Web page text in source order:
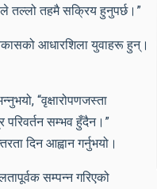
तल्लो तहमै सक्रिय हुनुपर्छ।”
आधारशिला युवाहरू हुन्।
“वृक्षारोपणजस्ता
परिवर्तन सम्भव हुँदैन।”
दिन आह्वान गर्नुभयो।
सम्पन्न गरिएको